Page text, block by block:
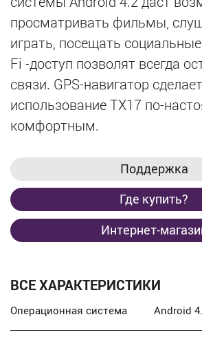
просматривать фильмы,
играть, посещать
Fi -доступ позволят всегда
связи. GPS-навигатор сделает
использование TX17 по-
комфортным.
Поддержка
Где купить?
Интернет-
ВСЕ ХАРАКТЕРИСТИКИ
Операционная система Android